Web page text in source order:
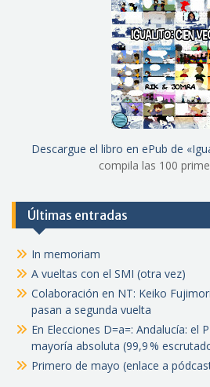
Descargue el libro en ePub de
compila las 100
Últimas entradas
In memoriam
A vueltas con el SMI (otra vez)
Colaboración en NT: Keiko
pasan a segunda vuelta
En Elecciones D=a=: Andalucía: el
mayoría absoluta (99,9 %
Primero de mayo (enlace a